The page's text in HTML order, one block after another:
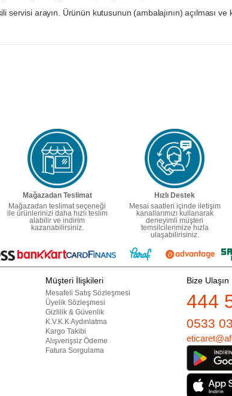
servisi arayın. Ürünün kutusunun (ambalajının) açılması
Mağazadan Teslimat
Mağazadan teslimat seçeneği
ile ürünlerinizi daha hızlı teslim
alabilir ve indirim
kazanabilirsiniz.
Hızlı Destek
Mesai saatleri içinde iletişim
kanallarımızı kullanarak
deneyimli müşteri
temsilcilerimize hızla
ulaşabilirisiniz.
Müşteri İlişkileri
Mesafeli Satış Sözleşmesi
Üyelik Sözleşmesi
Gizlilik & Güvenlik
K.V.K.K Aydınlatma
Kargo Takibi
Alışverişsiz Ödeme
Fatura Sorgulama
Bize Ulaşın
444
0533